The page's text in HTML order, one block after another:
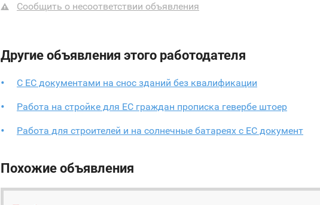
Сообщить о несоответствии объявления
Другие объявления этого работодателя
С ЕС документами на снос зданий без квалификации
Работа на стройке для ЕС граждан прописка гевербе штоер
Работа для строителей и на солнечные батареях с ЕС документ
Похожие объявления